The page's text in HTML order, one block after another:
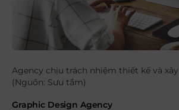
Agency chịu trách nhiệm thiết kế và
(Nguồn: Sưu tầm)
Graphic Design Agency